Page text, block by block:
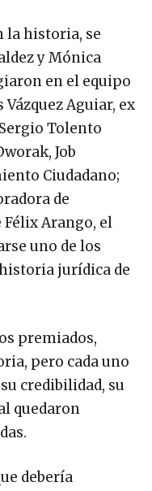
la historia, se
y Mónica
en el equipo
Vázquez Aguiar, ex
Tolento
Job
Ciudadano;
de
Félix Arango, el
uno de los
jurídica de
premiados,
pero cada uno
credibilidad, su
quedaron
debería